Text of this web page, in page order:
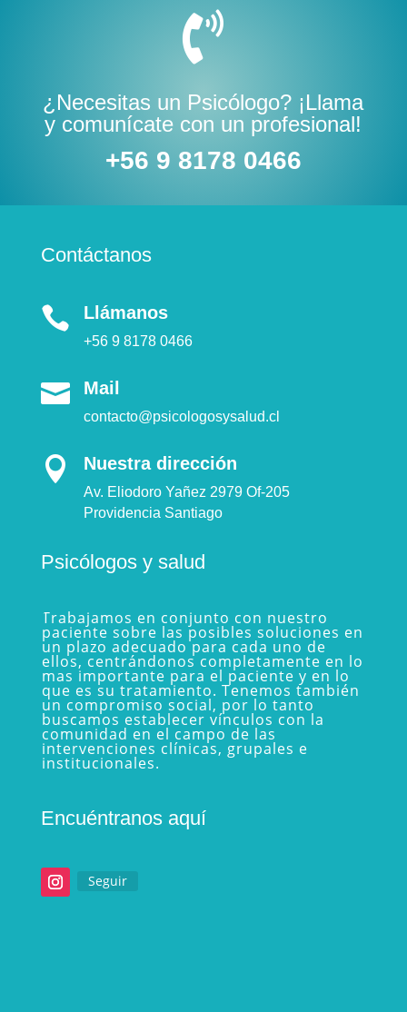

¿Necesitas un Psicólogo? ¡Llama
y comunícate con un profesional!
+56 9 8178 0466
Contáctanos
 Llámanos
+56 9 8178 0466
 Mail
contacto@psicologosysalud.cl
 Nuestra dirección
Av. Eliodoro Yañez 2979 Of-205
Providencia Santiago
Psicólogos y salud
Trabajamos en conjunto con nuestro
paciente sobre las posibles soluciones en
un plazo adecuado para cada uno de
ellos, centrándonos completamente en lo
mas importante para el paciente y en lo
que es su tratamiento. Tenemos también
un compromiso social, por lo tanto
buscamos establecer vínculos con la
comunidad en el campo de las
intervenciones clínicas, grupales e
institucionales.
Encuéntranos aquí
Seguir